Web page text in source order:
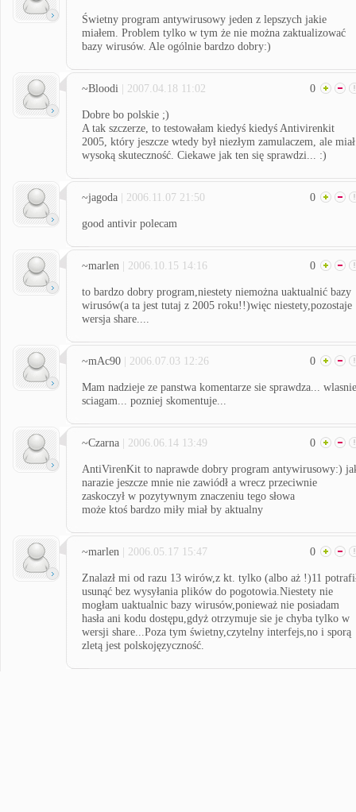
Świetny program antywirusowy jeden z lepszych jakie
miałem. Problem tylko w tym że nie można zaktualizować
bazy wirusów. Ale ogólnie bardzo dobry:)
~Bloodi | 2007.04.18 11:02 0
Dobre bo polskie ;)
A tak szczerze, to testowałam kiedyś kiedyś Antivirenkit
2005, który jeszcze wtedy był niezłym zamulaczem, ale miał
wysoką skuteczność. Ciekawe jak ten się sprawdzi... :)
~jagoda | 2006.11.07 21:50 0
good antivir polecam
~marlen | 2006.10.15 14:16 0
to bardzo dobry program,niestety niemożna uaktualnić bazy
wirusów(a ta jest tutaj z 2005 roku!!)więc niestety,pozostaje
wersja share....
~mAc90 | 2006.07.03 12:26 0
Mam nadzieje ze panstwa komentarze sie sprawdza... wlasnie
sciagam... pozniej skomentuje...
~Czarna | 2006.06.14 13:49 0
AntiVirenKit to naprawde dobry program antywirusowy:)
narazie jeszcze mnie nie zawiódł a wrecz przeciwnie
zaskoczył w pozytywnym znaczeniu tego słowa
może ktoś bardzo miły miał by aktualny
~marlen | 2006.05.17 15:47 0
Znalazł mi od razu 13 wirów,z kt. tylko (albo aż !)11
usunąć bez wysyłania plików do pogotowia.Niestety nie
mogłam uaktualnic bazy wirusów,ponieważ nie posiadam
hasła ani kodu dostępu,gdyż otrzymuje sie je chyba tylko w
wersji share...Poza tym świetny,czytelny interfejs,no i sporą
zletą jest polskojęzyczność.